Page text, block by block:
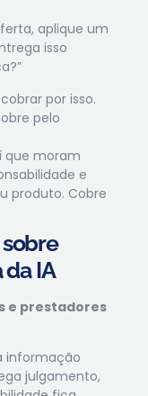
aplique um
isso
por isso.
pelo
que moram
e
produto. Cobre
IA
e prestadores
informação
julgamento,